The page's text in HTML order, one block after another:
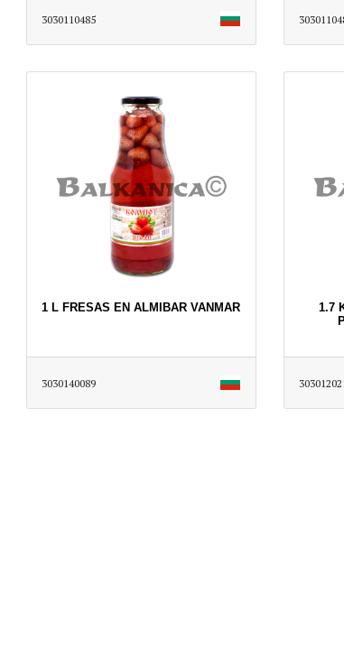
3030110485
1 L FRESAS EN ALMIBAR VANMAR
3030140089
1.7